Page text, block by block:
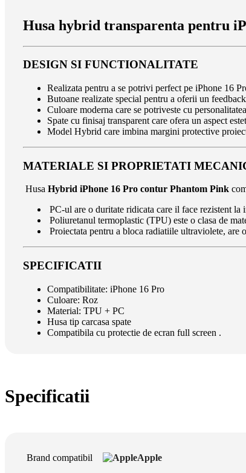
Husa hybrid transparenta pentru
DESIGN SI FUNCTIONALITATE
Realizata pentru a se potrivi perfect pe iPhone 16
Butoane realizate special pentru a oferii un
Culoare moderna care se potriveste cu
Spate cu finisaj transparent care ofera un aspect
Model Hybrid care imbina margini protective
MATERIALE SI PROPRIETATI
Husa Hybrid iPhone 16 Pro contur Phantom Pink
PC-ul are o duritate ridicata care il face rezistent
Poliuretanul termoplastic (TPU) este o clasa de
Proiectata pentru a bloca radiatiile ultraviolete, are
SPECIFICATII
Compatibilitate: iPhone 16 Pro
Culoare: Roz
Material: TPU + PC
Husa tip carcasa spate
Compatibila cu protectie de ecran full screen .
Specificatii
Brand compatibil Apple